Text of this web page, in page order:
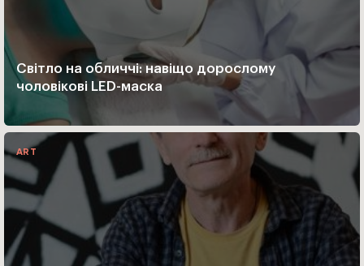
Світло на обличчі: навіщо дорослому
чоловікові LED-маска
ART